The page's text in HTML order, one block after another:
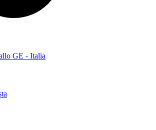
GE - Italia